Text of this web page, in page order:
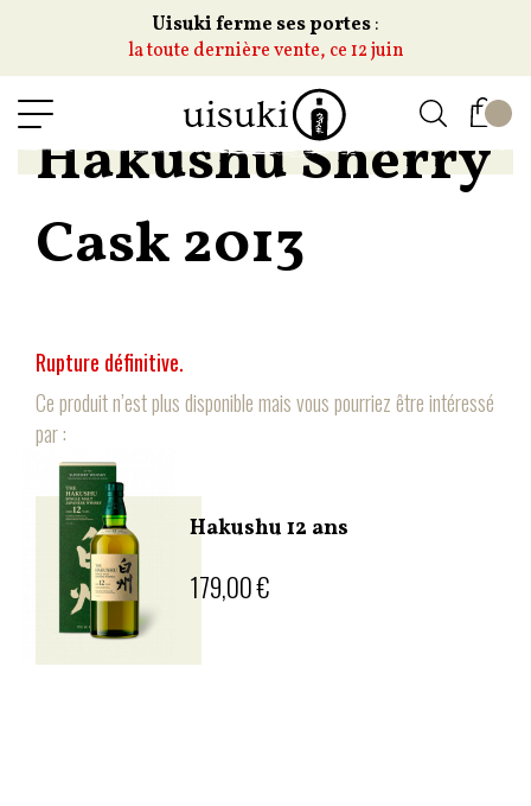
Uisuki ferme ses portes:
la toute dernière vente, ce 12 juin
Hakushu Sherry
Cask 2013
Rupture définitive.
Ce produit n’est plus disponible mais vous pourriez être intéressé
par :
Hakushu 12 ans
179,00 €